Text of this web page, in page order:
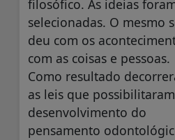
filosófico. As ideias
selecionadas. O mesmo
deu com os
com as coisas e pessoas.
Como resultado
as leis que
desenvolvimento do
pensamento